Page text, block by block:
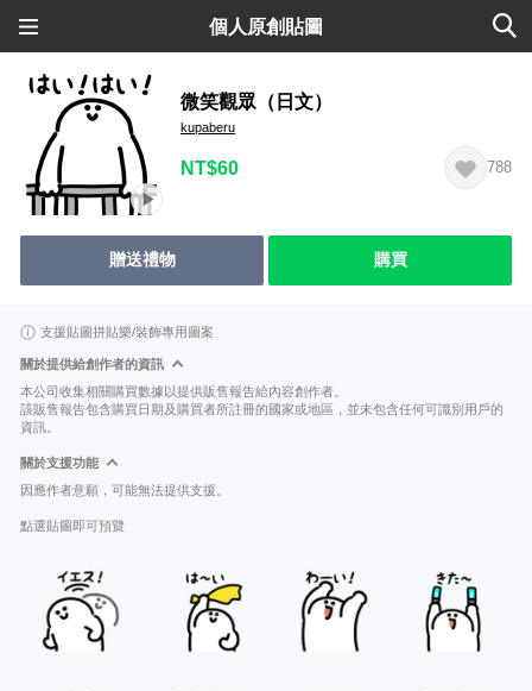
個人原創貼圖
微笑觀眾（日文）
kupaberu
NT$60 788
贈送禮物 購買
支援貼圖拼貼樂/裝飾專用圖案
關於提供給創作者的資訊
本公司收集相關購買數據以提供販售報告給內容創作者。
該販售報告包含購買日期及購買者所註冊的國家或地區，並未包含任何可識別用戶的
資訊。
關於支援功能
因應作者意願，可能無法提供支援。
點選貼圖即可預覽